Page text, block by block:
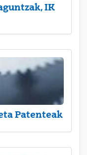
IK
Patenteak